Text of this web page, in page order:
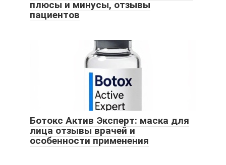
плюсы и минусы, отзывы
пациентов
Ботокс Актив Эксперт: маска для
лица отзывы врачей и
особенности применения